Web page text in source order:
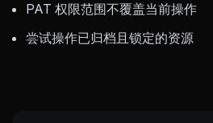
PAT 权限范围不覆盖当前操作
尝试操作已归档且锁定的资源